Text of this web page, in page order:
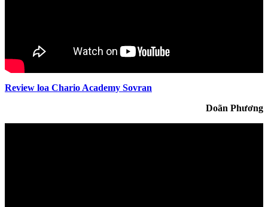
Review loa Chario Academy Sovran
Doãn Phương